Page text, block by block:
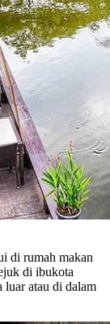
di rumah makan
di ibukota
luar atau di dalam